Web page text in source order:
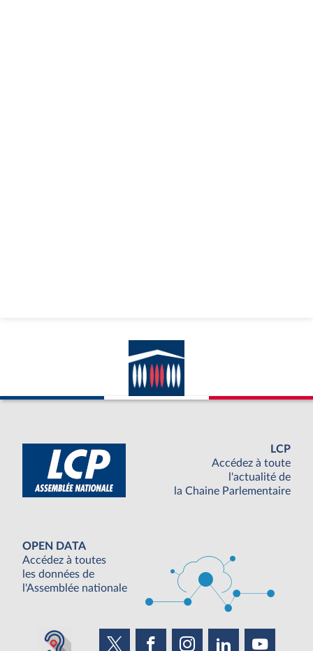
LCP
Accédez à toute
l'actualité de
la Chaine Parlementaire
OPEN DATA
Accédez à toutes
les données de
l'Assemblée nationale